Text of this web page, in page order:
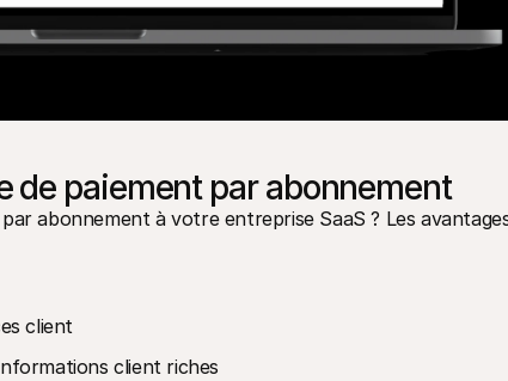
de paiement par abonnement
abonnement à votre entreprise SaaS ? Les
client
client riches